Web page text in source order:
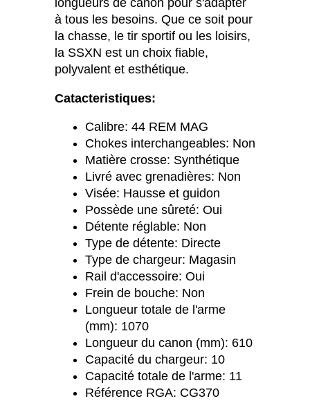
longueurs de canon pour s'adapter
à tous les besoins. Que ce soit pour
la chasse, le tir sportif ou les loisirs,
la SSXN est un choix fiable,
polyvalent et esthétique.
Catacteristiques:
Calibre: 44 REM MAG
Chokes interchangeables: Non
Matière crosse: Synthétique
Livré avec grenadières: Non
Visée: Hausse et guidon
Possède une sûreté: Oui
Détente réglable: Non
Type de détente: Directe
Type de chargeur: Magasin
Rail d'accessoire: Oui
Frein de bouche: Non
Longueur totale de l'arme
(mm): 1070
Longueur du canon (mm): 610
Capacité du chargeur: 10
Capacité totale de l'arme: 11
Référence RGA: CG370